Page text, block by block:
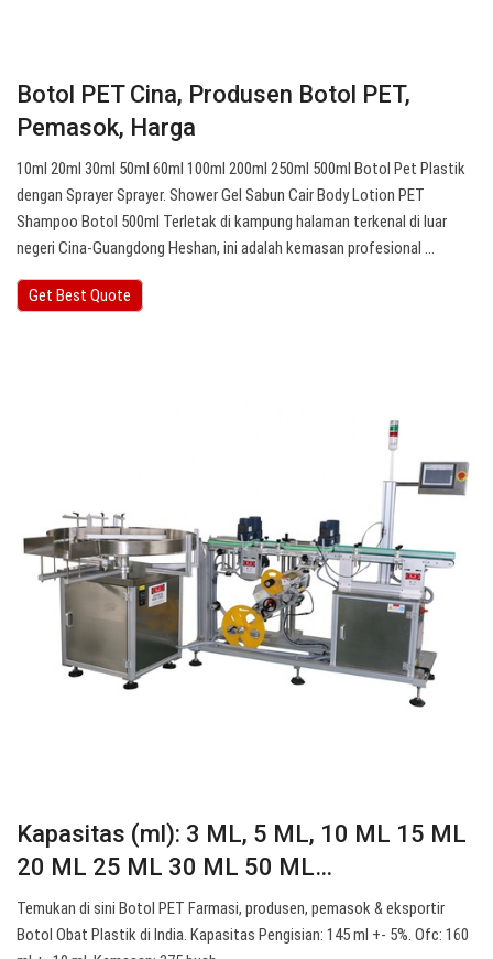
Botol PET Cina, Produsen Botol PET,
Pemasok, Harga
10ml 20ml 30ml 50ml 60ml 100ml 200ml 250ml 500ml Botol Pet Plastik
dengan Sprayer Sprayer. Shower Gel Sabun Cair Body Lotion PET
Shampoo Botol 500ml Terletak di kampung halaman terkenal di luar
negeri Cina-Guangdong Heshan, ini adalah kemasan profesional …
Get Best Quote
Kapasitas (ml): 3 ML, 5 ML, 10 ML 15 ML
20 ML 25 ML 30 ML 50 ML…
Temukan di sini Botol PET Farmasi, produsen, pemasok & eksportir
Botol Obat Plastik di India. Kapasitas Pengisian: 145 ml +- 5%. Ofc: 160